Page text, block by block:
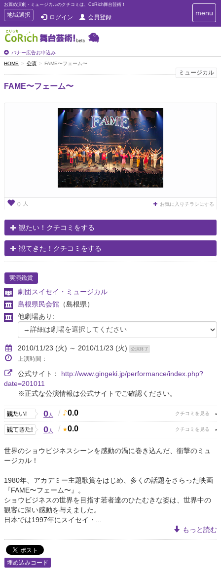
お薦め演劇・ミュージカルのクチコミは、CoRich舞台芸術！
T
o
g
g
e
n
a
v
地域選択 ログイン 会員登録
バナー広告お申込み
T
o
n
i
menu
HOME 公演 FAME〜フェーム〜
ミュージカル
FAME〜フェーム〜
0 人 お気に入りチラシにする
観たい！クチコミをする
観てきた！クチコミをする
実演鑑賞
劇団スイセイ・ミュージカル
島根県民会館 （島根県）
他劇場あり:
2010/11/23 (火) ～ 2010/11/23 (火) 公演終了
上演時間：
公式サイト： http://www.gingeki.jp/performance/index.php?
date=201011
※正式な公演情報は公式サイトでご確認ください。
0人 / 0.0
0人 / 0.0
世界のショウビジネスシーンを感動の渦に巻き込んだ、衝撃のミュ
ージカル！
1980年、アカデミー主題歌賞をはじめ、多くの話題をさらった映画
『FAME〜フェーム〜』。
ショウビジネスの世界を目指す若者達のひたむきな姿は、世界中の
観客に深い感動を与えました。
日本では1997年にスイセイ・...
もっと読む
埋め込みコード